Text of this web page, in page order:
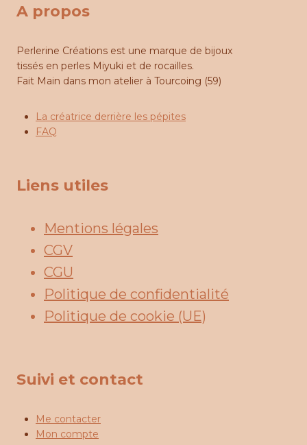
A propos
Perlerine Créations est une marque de bijoux
tissés en perles Miyuki et de rocailles.
Fait Main dans mon atelier à Tourcoing (59)
La créatrice derrière les pépites
FAQ
Liens utiles
Mentions légales
CGV
CGU
Politique de confidentialité
Politique de cookie (UE)
Suivi et contact
Me contacter
Mon compte